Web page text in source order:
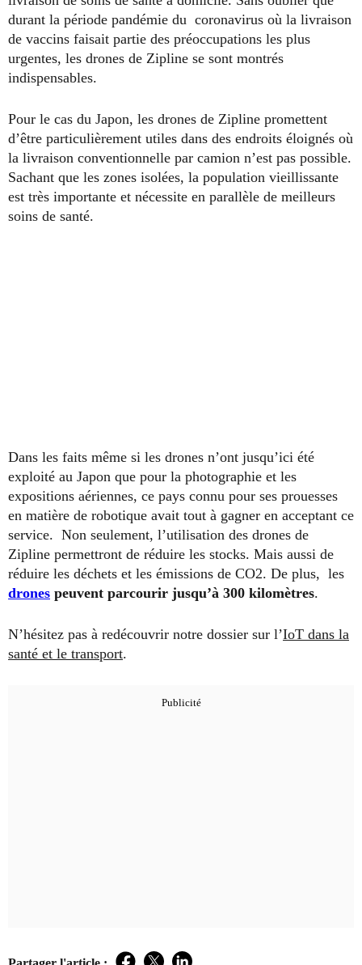
durant la période pandémie du coronavirus où la livraison
de vaccins faisait partie des préoccupations les plus
urgentes, les drones de Zipline se sont montrés
indispensables.
Pour le cas du Japon, les drones de Zipline promettent
d’être particulièrement utiles dans des endroits éloignés où
la livraison conventionnelle par camion n’est pas possible.
Sachant que les zones isolées, la population vieillissante
est très importante et nécessite en parallèle de meilleurs
soins de santé.
Dans les faits même si les drones n’ont jusqu’ici été
exploité au Japon que pour la photographie et les
expositions aériennes, ce pays connu pour ses prouesses
en matière de robotique avait tout à gagner en acceptant ce
service. Non seulement, l’utilisation des drones de
Zipline permettront de réduire les stocks. Mais aussi de
réduire les déchets et les émissions de CO2. De plus, les
drones peuvent parcourir jusqu’à 300 kilomètres.
N’hésitez pas à redécouvrir notre dossier sur l’IoT dans la
santé et le transport.